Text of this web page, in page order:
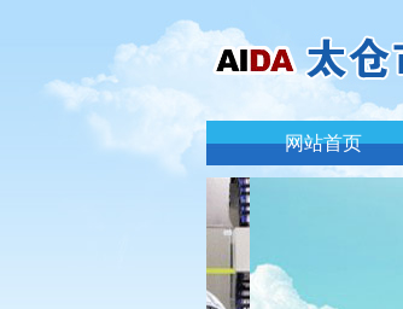
网站首页